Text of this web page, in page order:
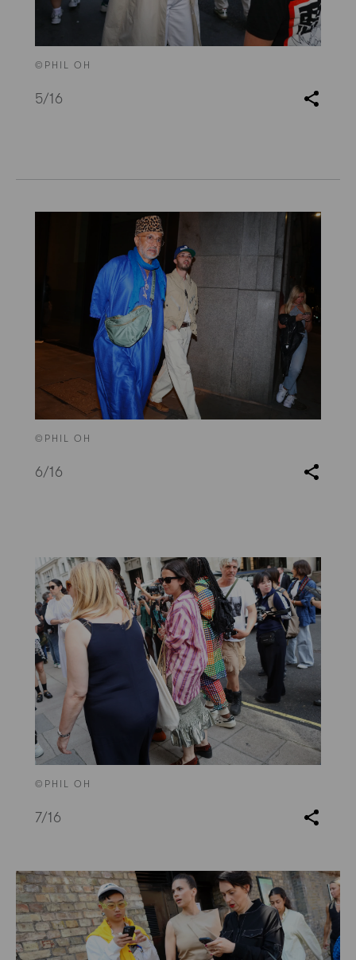
©PHIL OH
5/16
©PHIL OH
6/16
©PHIL OH
7/16